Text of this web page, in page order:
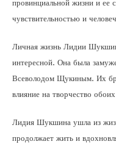
провинциальной жизни и ее
чувствительностью и
Личная жизнь Лидии
интересной. Она была
Всеволодом Щукиным. Их
влияние на творчество
Лидия Шукшина ушла из
продолжает жить и